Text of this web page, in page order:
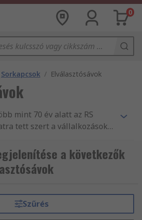
0
Sorkapcsok / Elválasztósávok
mint 70 év alatt az RS
tett szert a vállalkozások
mint Csatlakozók
támogatjuk a
és más Sorkapcsok
számára, akik mind
termékeink
a következők
Szűrés